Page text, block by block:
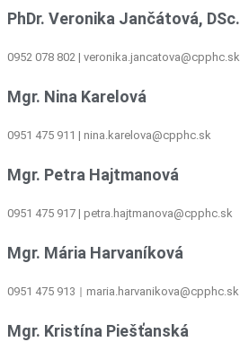
PhDr. Veronika Jančátová, DSc.
0952 078 802 | veronika.jancatova@cpphc.sk
Mgr. Nina Karelová
0951 475 911 | nina.karelova@cpphc.sk
Mgr. Petra Hajtmanová
0951 475 917 | petra.hajtmanova@cpphc.sk
Mgr. Mária Harvaníková
0951 475 913 maria.harvanikova@cpphc.sk
Mgr. Kristína Piešťanská